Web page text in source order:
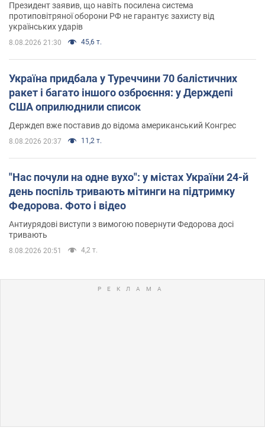
Президент заявив, що навіть посилена система
протиповітряної оборони РФ не гарантує захисту від
українських ударів
8.08.2026 21:30 45,6 т.
Україна придбала у Туреччини 70 балістичних
ракет і багато іншого озброєння: у Держдепі
США оприлюднили список
Держдеп вже поставив до відома американський Конгрес
8.08.2026 20:37 11,2 т.
"Нас почули на одне вухо": у містах України 24-й
день поспіль тривають мітинги на підтримку
Федорова. Фото і відео
Антиурядові виступи з вимогою повернути Федорова досі
тривають
8.08.2026 20:51 4,2 т.